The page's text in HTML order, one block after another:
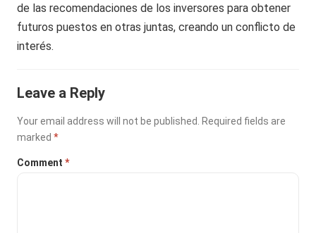
de las recomendaciones de los inversores para obtener
futuros puestos en otras juntas, creando un conflicto de
interés.
Leave a Reply
Your email address will not be published.
Required fields are
marked*
Comment*